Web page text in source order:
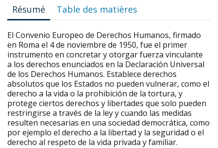
Résumé Table des matières
El Convenio Europeo de Derechos Humanos, firmado
en Roma el 4 de noviembre de 1950, fue el primer
instrumento en concretar y otorgar fuerza vinculante
a los derechos enunciados en la Declaración Universal
de los Derechos Humanos. Establece derechos
absolutos que los Estados no pueden vulnerar, como el
derecho a la vida o la prohibición de la tortura, y
protege ciertos derechos y libertades que solo pueden
restringirse a través de la ley y cuando las medidas
resulten necesarias en una sociedad democrática, como
por ejemplo el derecho a la libertad y la seguridad o el
derecho al respeto de la vida privada y familiar.